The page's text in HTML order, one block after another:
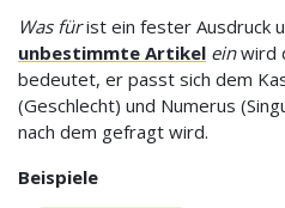
Was fürist ein fester Ausdruck
unbestimmte Artikel einwird
bedeutet, er passt sich dem
(Geschlecht) und Numerus
nach dem gefragt wird.
Beispiele